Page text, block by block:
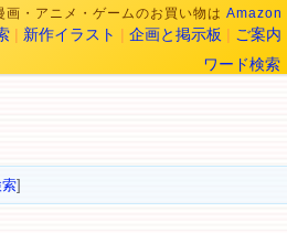
画・アニメ・ゲームのお買い物は Amazon
| 新作イラスト | 企画と掲示板 | ご案内
ワード検索
]